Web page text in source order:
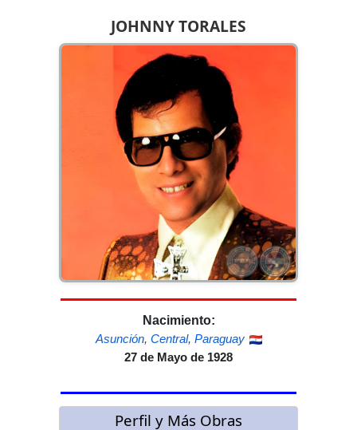
JOHNNY TORALES
Nacimiento:
Asunción, Central, Paraguay
27 de Mayo de 1928
Perfil y Más Obras